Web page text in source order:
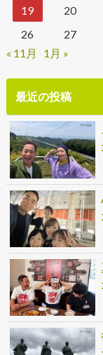
19
20
26
27
« 11月
1月 »
最近の投稿